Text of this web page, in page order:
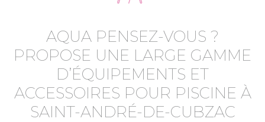
AQUA PENSEZ-VOUS ?
PROPOSE UNE LARGE GAMME
D’ÉQUIPEMENTS ET
ACCESSOIRES POUR PISCINE À
SAINT-ANDRÉ-DE-CUBZAC